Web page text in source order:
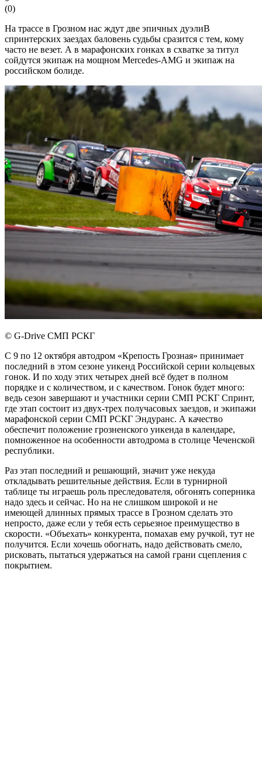
(0)
На трассе в Грозном нас ждут две эпичных дуэлиВ
спринтерских заездах баловень судьбы сразится с тем, кому
часто не везет. А в марафонских гонках в схватке за титул
сойдутся экипаж на мощном Mercedes-AMG и экипаж на
российском болиде.
© G-Drive СМП РСКГ
С 9 по 12 октября автодром «Крепость Грозная» принимает
последний в этом сезоне уикенд Российской серии кольцевых
гонок. И по ходу этих четырех дней всё будет в полном
порядке и с количеством, и с качеством. Гонок будет много:
ведь сезон завершают и участники серии СМП РСКГ Спринт,
где этап состоит из двух-трех получасовых заездов, и экипажи
марафонской серии СМП РСКГ Эндуранс. А качество
обеспечит положение грозненского уикенда в календаре,
помноженное на особенности автодрома в столице Чеченской
республики.
Раз этап последний и решающий, значит уже некуда
откладывать решительные действия. Если в турнирной
таблице ты играешь роль преследователя, обгонять соперника
надо здесь и сейчас. Но на не слишком широкой и не
имеющей длинных прямых трассе в Грозном сделать это
непросто, даже если у тебя есть серьезное преимущество в
скорости. «Объехать» конкурента, помахав ему ручкой, тут не
получится. Если хочешь обогнать, надо действовать смело,
рисковать, пытаться удержаться на самой грани сцепления с
покрытием.